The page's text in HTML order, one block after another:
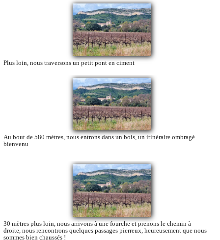
Plus loin, nous traversons un petit pont en ciment
Au bout de 580 mètres, nous entrons dans un bois, un itinéraire ombragé
bienvenu
30 mètres plus loin, nous arrivons à une fourche et prenons le chemin à
droite, nous rencontrons quelques passages pierreux, heureusement que nous
sommes bien chaussés !